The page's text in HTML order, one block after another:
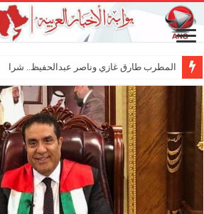
المطرب طارق غازي وناصر عبدالحفيظ.. شراكة